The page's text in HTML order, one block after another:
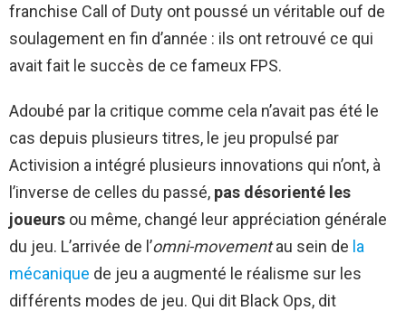
franchise Call of Duty ont poussé un véritable ouf de
soulagement en fin d’année : ils ont retrouvé ce qui
avait fait le succès de ce fameux FPS.
Adoubé par la critique comme cela n’avait pas été le
cas depuis plusieurs titres, le jeu propulsé par
Activision a intégré plusieurs innovations qui n’ont, à
l’inverse de celles du passé, pas désorienté les
joueurs ou même, changé leur appréciation générale
du jeu. L’arrivée de l’omni-movementau sein de la
mécanique de jeu a augmenté le réalisme sur les
différents modes de jeu. Qui dit Black Ops, dit